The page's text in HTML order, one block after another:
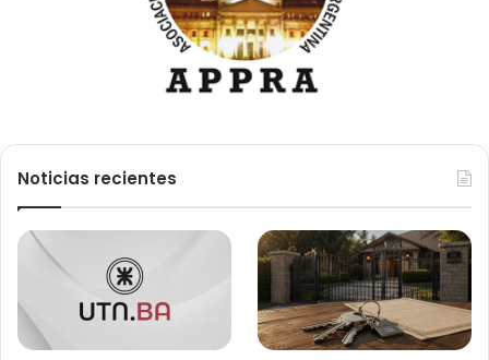
Noticias recientes